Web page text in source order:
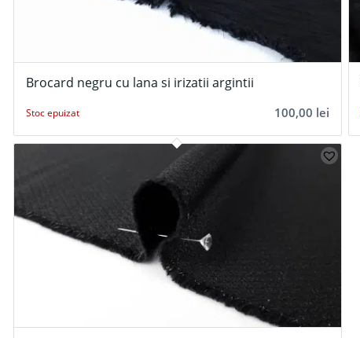
Brocard negru cu lana si irizatii argintii
100,00 lei
Stoc epuizat